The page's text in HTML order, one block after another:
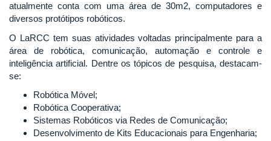
atualmente conta com uma área de 30m2, computadores e
diversos protótipos robóticos.
O LaRCC tem suas atividades voltadas principalmente para a
área de robótica, comunicação, automação e controle e
inteligência artificial. Dentre os tópicos de pesquisa, destacam-
se:
Robótica Móvel;
Robótica Cooperativa;
Sistemas Robóticos via Redes de Comunicação;
Desenvolvimento de Kits Educacionais para Engenharia;